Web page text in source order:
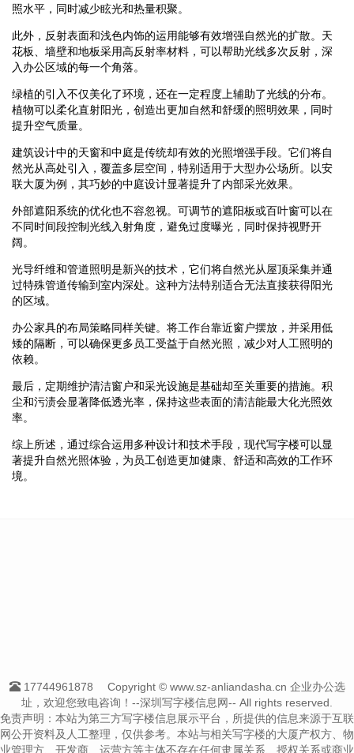
照水平，同时减少眩光和热量积聚。
此外，反射表面和浅色内饰的运用能够有效增强自然光的扩散。天
花板、墙壁和地板采用高反射率材料，可以帮助光线多次反射，深
入办公区域的每一个角落。
绿植的引入不仅美化了环境，还在一定程度上辅助了光线的分布。
植物可以柔化直射阳光，创造出更加自然和舒缓的照明效果，同时
提升空气质量。
建筑设计中的天窗和中庭是传统却有效的光照增强手段。它们将自
然光从高处引入，覆盖多层空间，特别适用于大型办公场所。以安
联大厦为例，其巧妙的中庭设计显著提升了内部采光效果。
外部遮阳系统的优化也不容忽视。可调节的遮阳板或百叶窗可以在
不同时间段控制光线入射角度，避免过度曝光，同时保持视野开
阔。
光导纤维和管道照明是新兴的技术，它们将自然光从屋顶采集并通
过特殊管道传输到室内深处。这种方法特别适合无法直接获得阳光
的区域。
办公家具的布局策略同样关键。将工作台靠近窗户摆放，并采用低
矮的隔断，可以确保更多员工受益于自然光照，减少对人工照明的
依赖。
最后，定期维护清洁窗户和采光设施是基础却至关重要的措施。积
尘和污渍会显著降低透光率，保持这些表面的清洁能最大化光照效
率。
综上所述，通过综合运用多种设计和技术手段，现代写字楼可以显
著提升自然光照体验，为员工创造更加健康、舒适和高效的工作环
境。
17744961878
Copyright © www.sz-anliandasha.cn 企业办公选
址，欢迎您致电咨询！--深圳写字楼信息网-- All rights reserved.
免责声明：本站为第三方写字楼信息展示平台，所提供的信息来源于互联
网公开资料及人工整理，仅供参考。本站与相关写字楼的大厦产权方、物
业管理方、开发商、运营方等主体不存在任何隶属关系、授权关系或商业